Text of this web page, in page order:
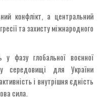
конфлікт, а центральний
та захисту міжнародного
глобальної воєнної
середовищі для України
і внутрішня єдність
сила.